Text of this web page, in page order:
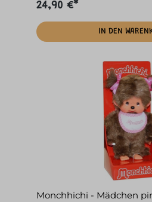
24,90 €*
IN DEN
Monchhichi - Mädchen